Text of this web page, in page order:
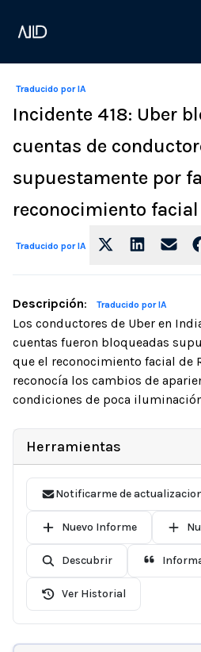
Traducido por IA
Incidente 418: Uber
cuentas de
supuestamente por
reconocimiento facial
Traducido por IA
Descripción: Traducido por IA
Los conductores de Uber en
cuentas fueron bloqueadas
que el reconocimiento facial de
reconocía los cambios de
condiciones de poca
Herramientas
Notificarme de
Nuevo Informe
Descubrir
Ver Historial